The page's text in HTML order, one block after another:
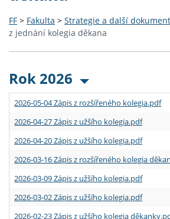
FF > Fakulta > Strategie a další
z jednání kolegia děkana
Rok 2026
2026-05-04 Zápis z rozšířeného kolegia.pdf
2026-04-27 Zápis z užšího kolegia.pdf
2026-04-20 Zápis z užšího kolegia.pdf
2026-03-16 Zápis z rozšířeného kolegia
2026-03-09 Zápis z užšího kolegia.pdf
2026-03-02 Zápis z užšího kolegia.pdf
2026-02-23 Zápis z užšího kolegia